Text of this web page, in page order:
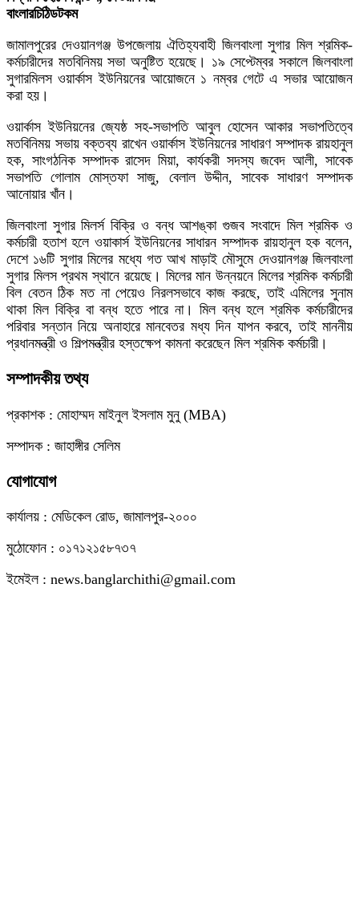
বাংলারচিঠিডটকম
জামালপুরের দেওয়ানগঞ্জ উপজেলায় ঐতিহ্যবাহী জিলবাংলা সুগার মিল শ্রমিক-
কর্মচারীদের মতবিনিময় সভা অনুষ্টিত হয়েছে। ১৯ সেপ্টেম্বর সকালে জিলবাংলা
সুগারমিলস ওয়ার্কাস ইউনিয়নের আয়োজনে ১ নম্বর গেটে এ সভার আয়োজন
করা হয়।
ওয়ার্কাস ইউনিয়নের জ্যেষ্ঠ সহ-সভাপতি আবুল হোসেন আকার সভাপতিত্বে
মতবিনিময় সভায় বক্তব্য রাখেন ওয়ার্কাস ইউনিয়নের সাধারণ সম্পাদক রায়হানুল
হক, সাংগঠনিক সম্পাদক রাসেদ মিয়া, কার্যকরী সদস্য জবেদ আলী, সাবেক
সভাপতি গোলাম মোস্তফা সাজু, বেলাল উদ্দীন, সাবেক সাধারণ সম্পাদক
আনোয়ার খাঁন।
জিলবাংলা সুগার মিলর্স বিক্রি ও বন্ধ আশঙ্কা গুজব সংবাদে মিল শ্রমিক ও
কর্মচারী হতাশ হলে ওয়াকার্স ইউনিয়নের সাধারন সম্পাদক রায়হানুল হক বলেন,
দেশে ১৬টি সুগার মিলের মধ্যে গত আখ মাড়াই মৌসুমে দেওয়ানগঞ্জ জিলবাংলা
সুগার মিলস প্রথম স্থানে রয়েছে। মিলের মান উন্নয়নে মিলের শ্রমিক কর্মচারী
বিল বেতন ঠিক মত না পেয়েও নিরলসভাবে কাজ করছে, তাই এমিলের সুনাম
থাকা মিল বিক্রি বা বন্ধ হতে পারে না। মিল বন্ধ হলে শ্রমিক কর্মচারীদের
পরিবার সন্তান নিয়ে অনাহারে মানবেতর মধ্য দিন যাপন করবে, তাই মাননীয়
প্রধানমন্ত্রী ও শিল্পমন্ত্রীর হস্তক্ষেপ কামনা করেছেন মিল শ্রমিক কর্মচারী।
সম্পাদকীয় তথ্য
প্রকাশক : মোহাম্মদ মাইনুল ইসলাম মুনু (MBA)
সম্পাদক : জাহাঙ্গীর সেলিম
যোগাযোগ
কার্যালয় : মেডিকেল রোড, জামালপুর-২০০০
মুঠোফোন : ০১৭১২১৫৮৭৩৭
ইমেইল : news.banglarchithi@gmail.com